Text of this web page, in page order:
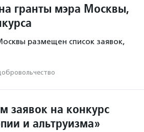
гранты мэра Москвы,
размещен список заявок,
заявок на конкурс
и альтруизма»